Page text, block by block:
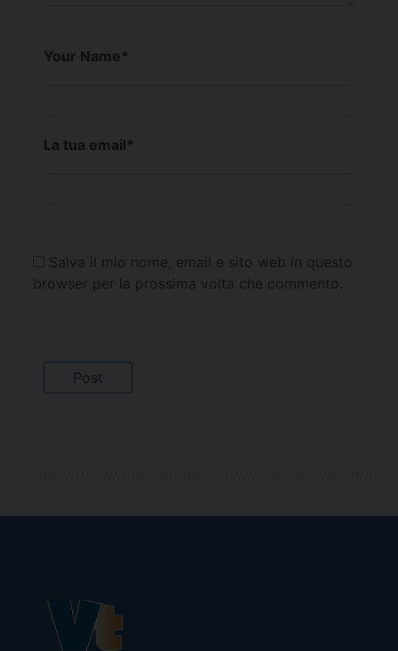
Your Name*
La tua email*
Salva il mio nome, email e sito web in questo
browser per la prossima volta che commento.